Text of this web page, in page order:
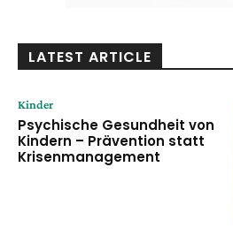
LATEST ARTICLE
Kinder
Psychische Gesundheit von
Kindern – Prävention statt
Krisenmanagement